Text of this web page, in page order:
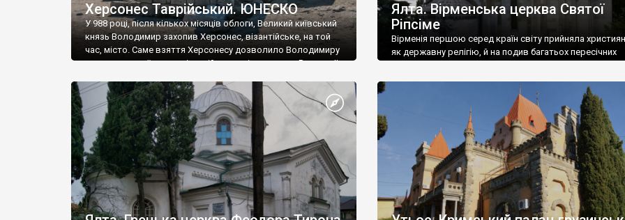
Херсонес Таврійський. ЮНЕСКО
У 988 році, після кількох місяців облоги, Великий київський
князь Володимир захопив Херсонес, візантійське, на той
час, місто. Саме взяття Херсонесу дозволило Володимиру
диктувати свої умови візантійському імператору Василю ІІ,
Херсонесі Володимир-язичник, став Василем-
християнином. А потім було Хрещення Русі. На честь
Херсонесу Таврійського названо місто […]
Ялта. Вірменська церква Святої
Ріпсіме
Вірменія першою серед країн світу прийняла
як державну релігію, й на подив багатьох пересічних